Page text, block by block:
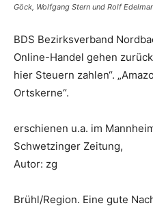
Göck, Wolfgang Stern und Rolf
BDS Bezirksverband
Online-Handel gehen
hier Steuern zahlen“.
Ortskerne“.
erschienen u.a. im
Schwetzinger Zeitung,
Autor: zg
Brühl/Region. Eine gute